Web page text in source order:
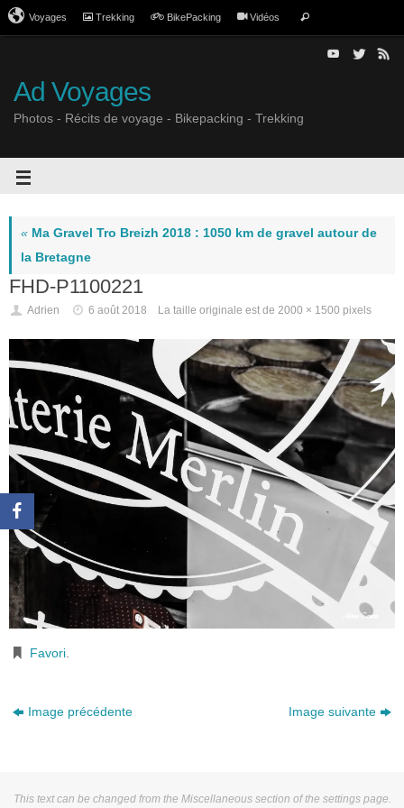
Voyages Trekking BikePacking Vidéos
Ad Voyages
Photos - Récits de voyage - Bikepacking - Trekking
« Ma Gravel Tro Breizh 2018 : 1050 km de gravel autour de
la Bretagne
FHD-P1100221
Adrien 6 août 2018 La taille originale est de2000 × 1500 pixels
Favori
Image précédente Image suivante
This text can be changed from the Miscellaneous section of the settings page.